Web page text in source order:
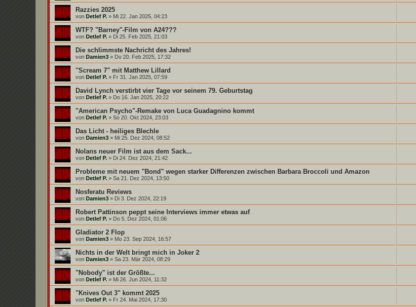
Razzies 2025
von Detlef P. » Mi 22. Jan 2025, 04:23
WTF? "Barney"-Film von A24???
von Detlef P. » Di 25. Feb 2025, 21:03
Die schlimmste Nachricht des Jahres!
von Damien3 » Do 20. Feb 2025, 17:32
"Scream 7" mit Matthew Lillard
von Detlef P. » Fr 31. Jan 2025, 07:59
David Lynch verstirbt vier Tage vor seinem 79. Geburtstag
von Detlef P. » Do 16. Jan 2025, 20:22
"American Psycho"-Remake von Luca Guadagnino kommt
von Detlef P. » So 20. Okt 2024, 23:03
Das Licht - heiliges Blechle
von Damien3 » Mi 25. Dez 2024, 08:52
Nolans neuer Film ist aus dem Sack...
von Detlef P. » Di 24. Dez 2024, 21:42
Probleme mit neuem "Bond" wegen starker Differenzen zwischen Barbara Broccoli und Amazon
von Detlef P. » Sa 21. Dez 2024, 13:50
Nosferatu Reviews
von Damien3 » Di 3. Dez 2024, 22:19
Robert Pattinson peppt seine Interviews immer etwas auf
von Detlef P. » Do 5. Dez 2024, 01:06
Gladiator 2 Flop
von Damien3 » Mo 23. Sep 2024, 16:57
Nichts in der Welt bringt mich in Joker 2
von Damien3 » Sa 23. Mär 2024, 08:29
"Nobody" ist der Größte...
von Detlef P. » Mi 26. Jun 2024, 11:32
"Knives Out 3" kommt 2025
von Detlef P. » Fr 24. Mai 2024, 17:30